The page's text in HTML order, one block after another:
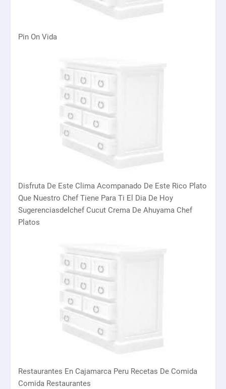
Pin On Vida
Disfruta De Este Clima Acompanado De Este Rico Plato
Que Nuestro Chef Tiene Para Ti El Dia De Hoy
Sugerenciasdelchef Cucut Crema De Ahuyama Chef
Platos
Restaurantes En Cajamarca Peru Recetas De Comida
Comida Restaurantes